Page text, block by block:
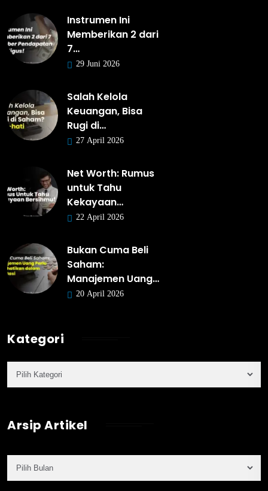
Instrumen Ini
Memberikan 2 dari
7…
29 Juni 2026
Salah Kelola
Keuangan, Bisa
Rugi di…
27 April 2026
Net Worth: Rumus
untuk Tahu
Kekayaan…
22 April 2026
Bukan Cuma Beli
Saham:
Manajemen Uang…
20 April 2026
Kategori
Arsip Artikel